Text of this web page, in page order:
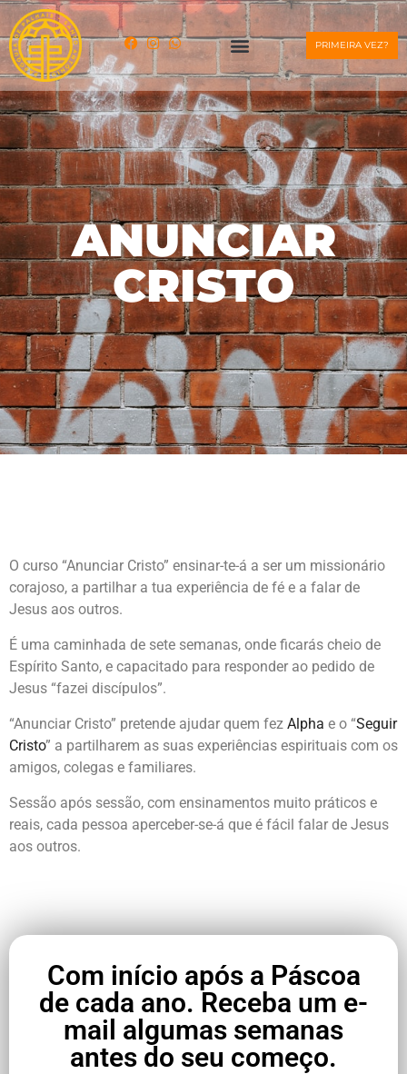
PRIMEIRA VEZ?
ANUNCIAR
CRISTO
O curso “Anunciar Cristo” ensinar-te-á a ser um missionário
corajoso, a partilhar a tua experiência de fé e a falar de
Jesus aos outros.
É uma caminhada de sete semanas, onde ficarás cheio de
Espírito Santo, e capacitado para responder ao pedido de
Jesus “fazei discípulos”.
“Anunciar Cristo” pretende ajudar quem fez Alpha e o “Seguir
Cristo” a partilharem as suas experiências espirituais com os
amigos, colegas e familiares.
Sessão após sessão, com ensinamentos muito práticos e
reais, cada pessoa aperceber-se-á que é fácil falar de Jesus
aos outros.
Com início após a Páscoa
de cada ano. Receba um e-
mail algumas semanas
antes do seu começo.